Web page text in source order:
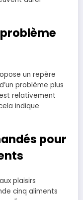
un repère
problème plus
relativement
indique
pour
plaisirs
cinq aliments